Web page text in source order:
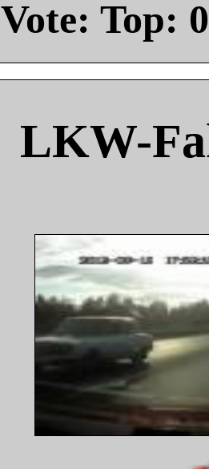
Vote: Top: 0
LKW-